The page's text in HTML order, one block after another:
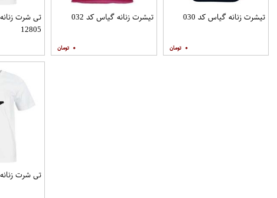
تیشرت زنانه گیاس کد 030
۰
تیشرت زنانه گیاس کد 032
۰
تی شرت
12805
تی شرت زنانه کد